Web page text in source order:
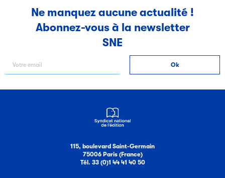
Ne manquez aucune actualité !
Abonnez-vous à la newsletter
SNE
115, boulevard Saint-Germain
75006 Paris (France)
Tél. 33 (0)1 44 41 40 50